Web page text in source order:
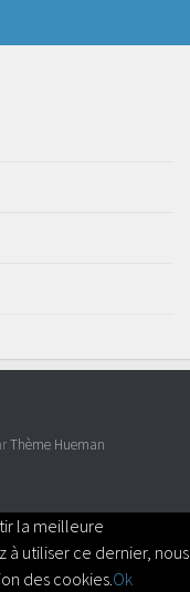
Thème Hueman
la meilleure
à utiliser ce dernier, nous
des cookies. Ok